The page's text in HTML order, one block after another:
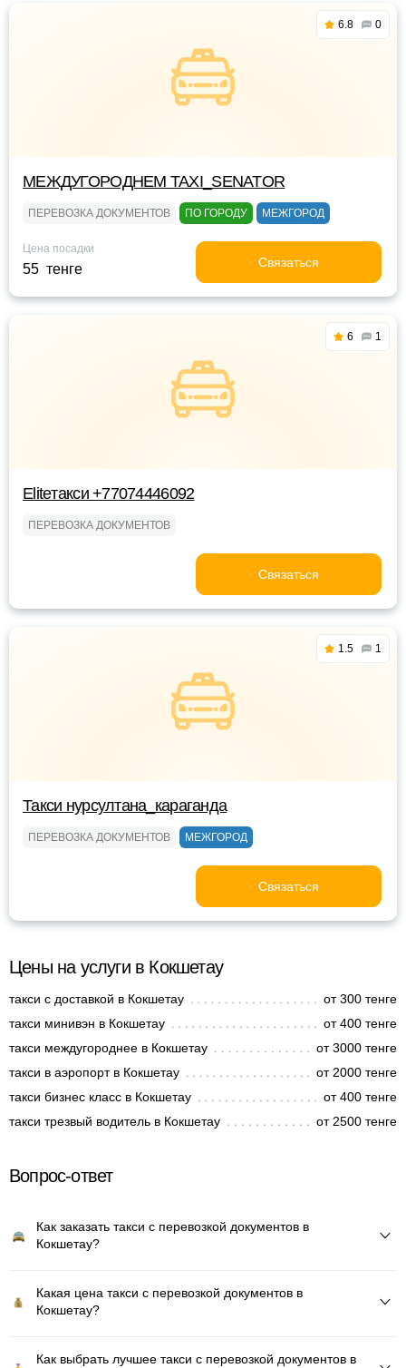
6.8 0
МЕЖДУГОРОДНЕМ TAXI_SENATOR
ПЕРЕВОЗКА ДОКУМЕНТОВ ПО ГОРОДУ МЕЖГОРОД
Цена посадки
55 тенге Связаться
6 1
Eliteтакси +77074446092
ПЕРЕВОЗКА ДОКУМЕНТОВ
Связаться
1.5 1
Такси нурсултана_караганда
ПЕРЕВОЗКА ДОКУМЕНТОВ МЕЖГОРОД
Связаться
Цены на услуги в Кокшетау
такси с доставкой в Кокшетау
от 300 тенге
такси минивэн в Кокшетау
от 400 тенге
такси междугороднее в Кокшетау
от 3000 тенге
такси в аэропорт в Кокшетау
от 2000 тенге
такси бизнес класс в Кокшетау
от 400 тенге
такси трезвый водитель в Кокшетау
от 2500 тенге
Вопрос-ответ
Как заказать такси с перевозкой документов в
Кокшетау?
Какая цена такси с перевозкой документов в
Кокшетау?
Как выбрать лучшее такси с перевозкой документов в